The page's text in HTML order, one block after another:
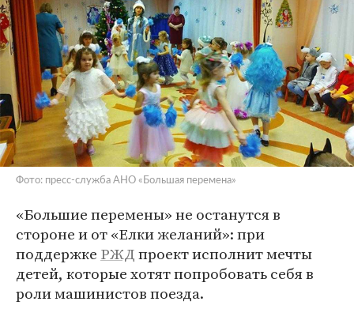
Фото: пресс-служба АНО «Большая перемена»
«Большие перемены» не останутся в
стороне и от «Елки желаний»: при
поддержке РЖДпроект исполнит мечты
детей, которые хотят попробовать себя в
роли машинистов поезда.